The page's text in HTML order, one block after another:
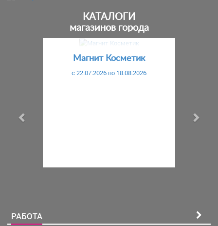
КАТАЛОГИ
магазинов города
Магнит Косметик
c 22.07.2026 по 18.08.2026
РАБОТА